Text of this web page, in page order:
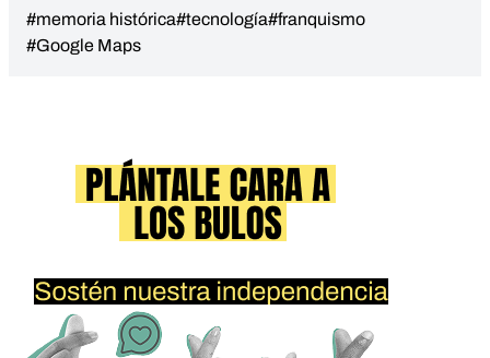
#memoria histórica#tecnología#franquismo
#Google Maps